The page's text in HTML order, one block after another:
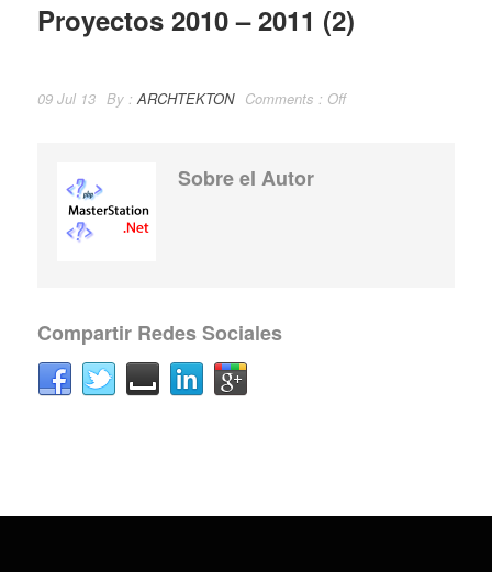
Proyectos 2010 – 2011 (2)
09 Jul 13 By :ARCHTEKTON Comments : Off
Sobre el Autor
Compartir Redes Sociales